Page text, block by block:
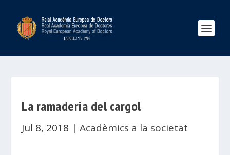
La ramaderia del cargol
Jul 8, 2018 |Acadèmics a la societat